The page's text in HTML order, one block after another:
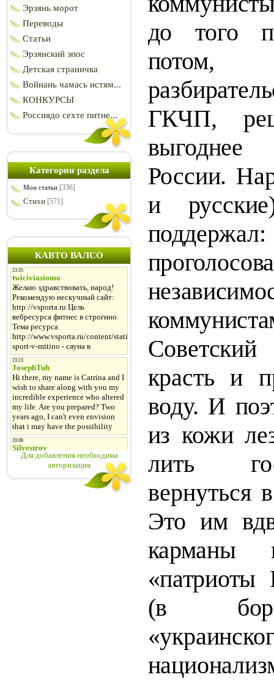
Эрзянь морот
Переводы
Статьи
Эрзянский эпос
Детская страничка
Войнань чамась истям...
КОНКУРСЫ
Россиядо сехте питне...
Категории раздела
Мои статьи [336]
Стихи [571]
КАВТО ВАЛСО
Для добавления необходима
авторизация
дотого
ГКЧП,
выгоднее
России.
и
красть и
воду. И
из кожи
лить
вернуться
Это им
(в